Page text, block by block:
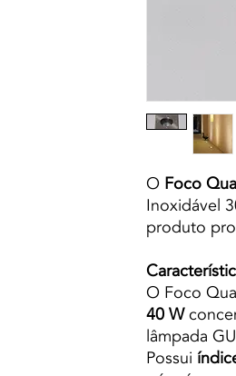
O Foco
Inoxidável
produto
O Foco
40 W
lâmpada
Possui